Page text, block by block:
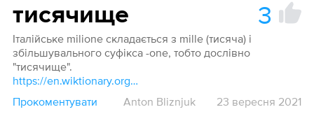
тисячище 3
Італійське milione складається з mille (тисяча) і
збільшувального суфікса -one, тобто дослівно
"тисячище".
https://en.wiktionary.org/wiki/milione#Italian
Прокоментувати
Anton Bliznjuk 23 вересня 2021